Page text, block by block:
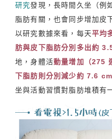
研究發現，長時間久坐（例
脂肪有關，也會同步增加皮
以研究數據來看，每天平均
肪與皮下脂肪分別多出約
地，身體活動量增加（275
下脂肪則分別減少約 7.6
坐與活動習慣對脂肪堆積有